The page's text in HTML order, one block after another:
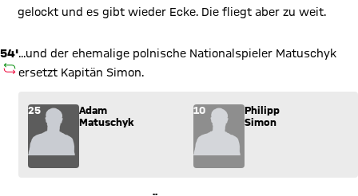
gelockt und es gibt wieder Ecke. Die fliegt aber zu weit.
54'
AUSWECHSLUNG
...und der ehemalige polnische Nationalspieler Matuschyk
ersetzt Kapitän Simon.
Wechsel: Adam Matuschyk (25) kommt für Philipp Simon
25
Adam
Matuschyk
10
Philipp
Simon